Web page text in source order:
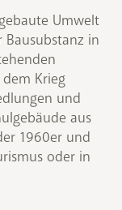
Umwelt
Bausubstanz in
Krieg
und
aus
1960er und
oder in